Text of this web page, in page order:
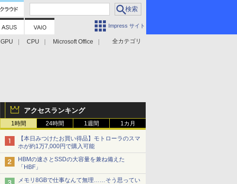
Impress サイト
全カテゴリ
GPU CPU
Microsoft Office
アクセスランキング
1時間 24時間 1週間 1カ月
【本日みつけたお買い得品】モトローラのスマ
ホが約1万7,000円で購入可能
HBMの速さとSSDの大容量を兼ね備えた
「HBF」
メモリ8GBで仕事なんて無理……そう思ってい